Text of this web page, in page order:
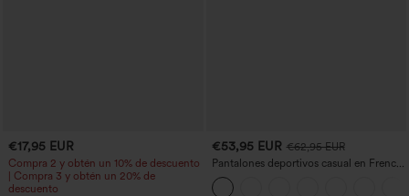
€17,95 EUR
Compra 2 y obtén un 10% de descuento
| Compra 3 y obtén un 20% de
descuento
€53,95 EUR €62,95 EUR
Pantalones deportivos casual en French
terry con estampado denim, tiro medio,
estilo jeans y bolsillos